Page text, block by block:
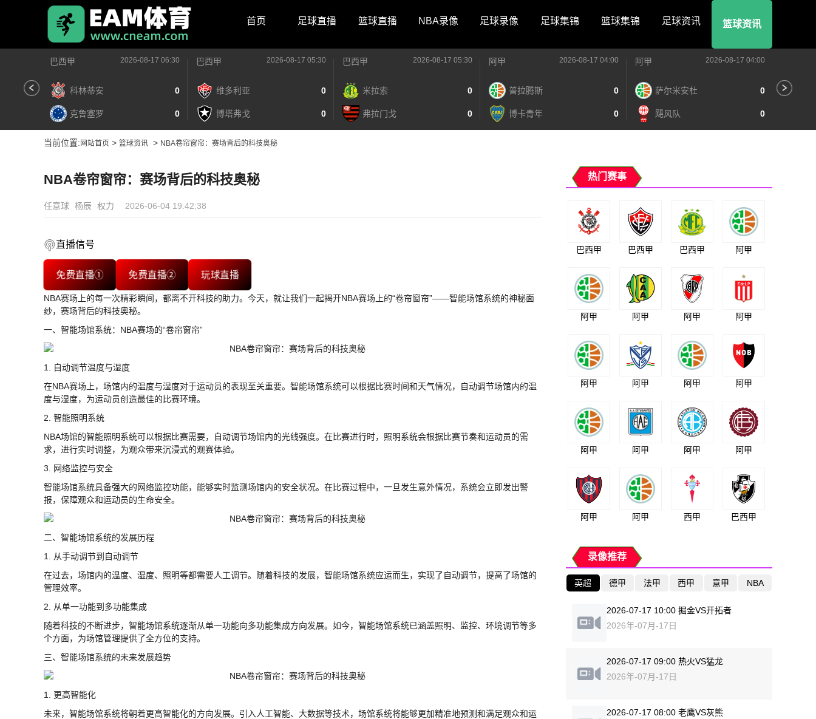
首页 足球直播 篮球直播 NBA录像 足球录像 足球集锦 篮球集锦 足球资讯 篮球资讯
巴西甲 2026-08-17 06:30
科林蒂安 0
克鲁塞罗 0
巴西甲 2026-08-17 05:30
维多利亚 0
博塔弗戈 0
巴西甲 2026-08-17 05:30
米拉索 0
弗拉门戈 0
阿甲 2026-08-17 04:00
普拉腾斯 0
博卡青年 0
阿甲 2026-08-17 04:00
萨尔米安杜 0
飓风队 0
当前位置: 网站首页 > 篮球资讯 > NBA卷帘窗帘：赛场背后的科技奥秘
NBA卷帘窗帘：赛场背后的科技奥秘
任意球 杨辰 权力 2026-06-04 19:42:38
直播信号
免费直播① 免费直播② 玩球直播
NBA赛场上的每一次精彩瞬间，都离不开科技的助力。今天，就让我们一起揭开NBA赛场上的“卷帘窗帘”——智能场馆系统的神秘面
纱，赛场背后的科技奥秘。
一、智能场馆系统：NBA赛场的“卷帘窗帘”
1. 自动调节温度与湿度
在NBA赛场上，场馆内的温度与湿度对于运动员的表现至关重要。智能场馆系统可以根据比赛时间和天气情况，自动调节场馆内的温
度与湿度，为运动员创造最佳的比赛环境。
2. 智能照明系统
NBA场馆的智能照明系统可以根据比赛需要，自动调节场馆内的光线强度。在比赛进行时，照明系统会根据比赛节奏和运动员的需
求，进行实时调整，为观众带来沉浸式的观赛体验。
3. 网络监控与安全
智能场馆系统具备强大的网络监控功能，能够实时监测场馆内的安全状况。在比赛过程中，一旦发生意外情况，系统会立即发出警
报，保障观众和运动员的生命安全。
二、智能场馆系统的发展历程
1. 从手动调节到自动调节
在过去，场馆内的温度、湿度、照明等都需要人工调节。随着科技的发展，智能场馆系统应运而生，实现了自动调节，提高了场馆的
管理效率。
2. 从单一功能到多功能集成
随着科技的不断进步，智能场馆系统逐渐从单一功能向多功能集成方向发展。如今，智能场馆系统已涵盖照明、监控、环境调节等多
个方面，为场馆管理提供了全方位的支持。
三、智能场馆系统的未来发展趋势
1. 更高智能化
未来，智能场馆系统将朝着更高智能化的方向发展。引入人工智能、大数据等技术，场馆系统将能够更加精准地预测和满足观众和运
热门赛事
巴西甲 巴西甲 巴西甲 阿甲
阿甲 阿甲 阿甲 阿甲
阿甲 阿甲 阿甲 阿甲
阿甲 阿甲 阿甲 阿甲
阿甲 阿甲 西甲 巴西甲
录像推荐
英超 德甲 法甲 西甲 意甲 NBA
2026-07-17 10:00 掘金VS开拓者
2026年-07月-17日
2026-07-17 09:00 热火VS猛龙
2026年-07月-17日
2026-07-17 08:00 老鹰VS灰熊